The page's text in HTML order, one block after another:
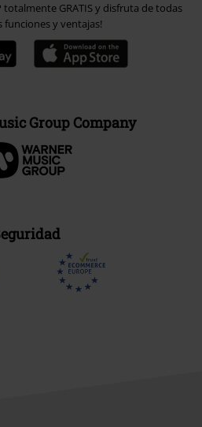
totalmente GRATIS y disfruta de todas
funciones y ventajas!
Group Company